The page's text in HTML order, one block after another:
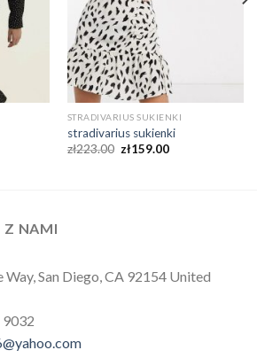
STRADIVARIUS SUKIENKI
stradivarius sukienki
zł223.00 zł159.00
Z NAMI
San Diego, CA 92154 United
9032